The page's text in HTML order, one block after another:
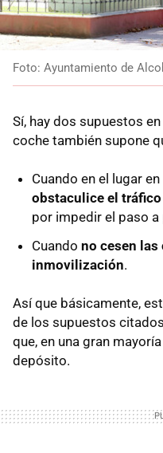
Foto: Ayuntamiento de
Sí, hay dos supuestos
coche también supone
Cuando en el lugar
obstaculice el tráfico
por impedir el paso
Cuando no cesen
inmovilización.
Así que básicamente,
de los supuestos
que, en una gran
depósito.